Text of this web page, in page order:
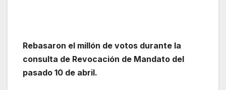
Rebasaron el millón de votos durante la
consulta de Revocación de Mandato del
pasado 10 de abril.